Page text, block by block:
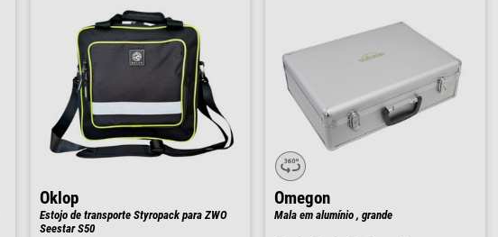
Oklop
Estojo de transporte Styropack para ZWO
Seestar S50
Omegon
Mala em alumínio , grande